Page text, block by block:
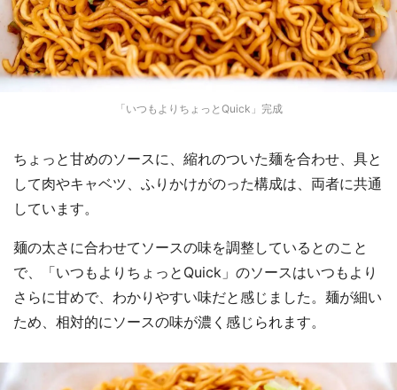
「いつもよりちょっとQuick」完成
ちょっと甘めのソースに、縮れのついた麺を合わせ、具と
して肉やキャベツ、ふりかけがのった構成は、両者に共通
しています。
麺の太さに合わせてソースの味を調整しているとのこと
で、「いつもよりちょっとQuick」のソースはいつもより
さらに甘めで、わかりやすい味だと感じました。麺が細い
ため、相対的にソースの味が濃く感じられます。